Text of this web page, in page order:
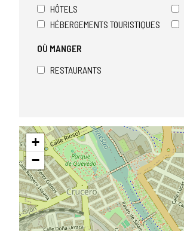
HÔTELS
HÉBERGEMENTS TOURISTIQUES
OÙ MANGER
RESTAURANTS
Sauter
la
carte
+
−